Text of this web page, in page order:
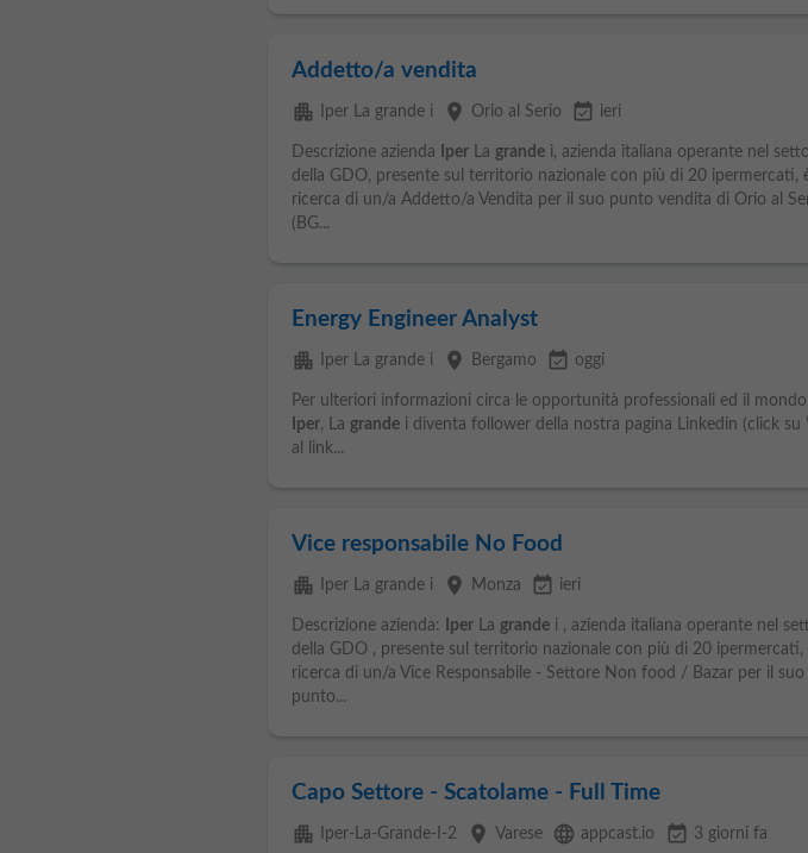
Addetto/a vendita
apartment Iper La grande i place Orio al Serio event_available ieri
Descrizione azienda IperLa grandei, azienda italiana operante nel
della GDO, presente sul territorio nazionale con più di 20 ipermercati,
ricerca di un/a Addetto/a Vendita per il suo punto vendita di Orio al
(BG...
Energy Engineer Analyst
apartment Iper La grande i place Bergamo event_available oggi
Per ulteriori informazioni circa le opportunità professionali ed il
Iper, La grandei diventa follower della nostra pagina Linkedin (click su
al link...
Vice responsabile No Food
apartment Iper La grande i place Monza event_available ieri
Descrizione azienda: IperLa grandei , azienda italiana operante nel
della GDO , presente sul territorio nazionale con più di 20 ipermercati,
ricerca di un/a Vice Responsabile - Settore Non food / Bazar per il suo
punto...
Capo Settore - Scatolame - Full Time
apartment Iper-La-Grande-I-2 place Varese language appcast.io event_available 3 giorni fa